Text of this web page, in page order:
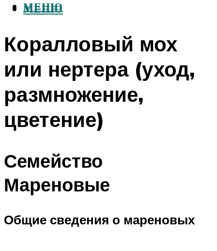
МЕНЮ
МЕНЮ
Коралловый мох
или нертера (уход,
размножение,
цветение)
Семейство
Мареновые
Общие сведения о мареновых